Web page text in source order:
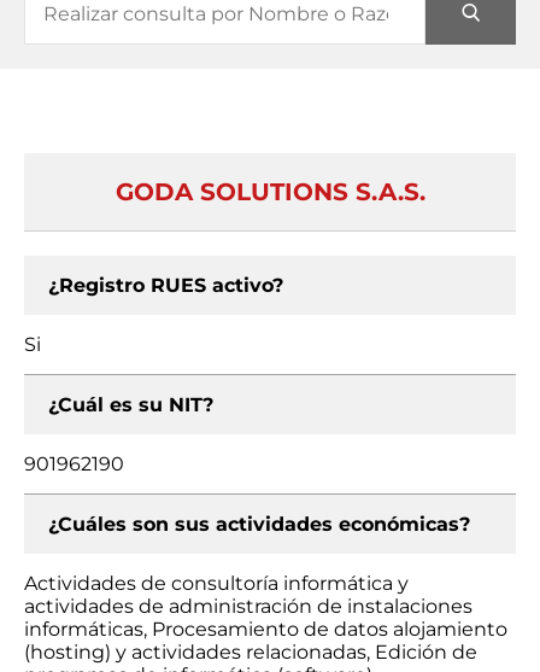
GODA SOLUTIONS S.A.S.
¿Registro RUES activo?
Si
¿Cuál es su NIT?
901962190
¿Cuáles son sus actividades económicas?
Actividades de consultoría informática y
actividades de administración de instalaciones
informáticas, Procesamiento de datos alojamiento
(hosting) y actividades relacionadas, Edición de